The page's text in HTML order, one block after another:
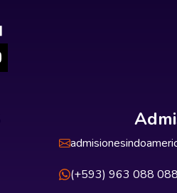
(+593) 963 088 088